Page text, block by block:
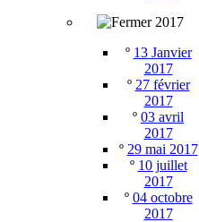
2017
º 13 Janvier
2017
º 27 février
2017
º 03 avril
2017
º 29 mai 2017
º 10 juillet
2017
º 04 octobre
2017